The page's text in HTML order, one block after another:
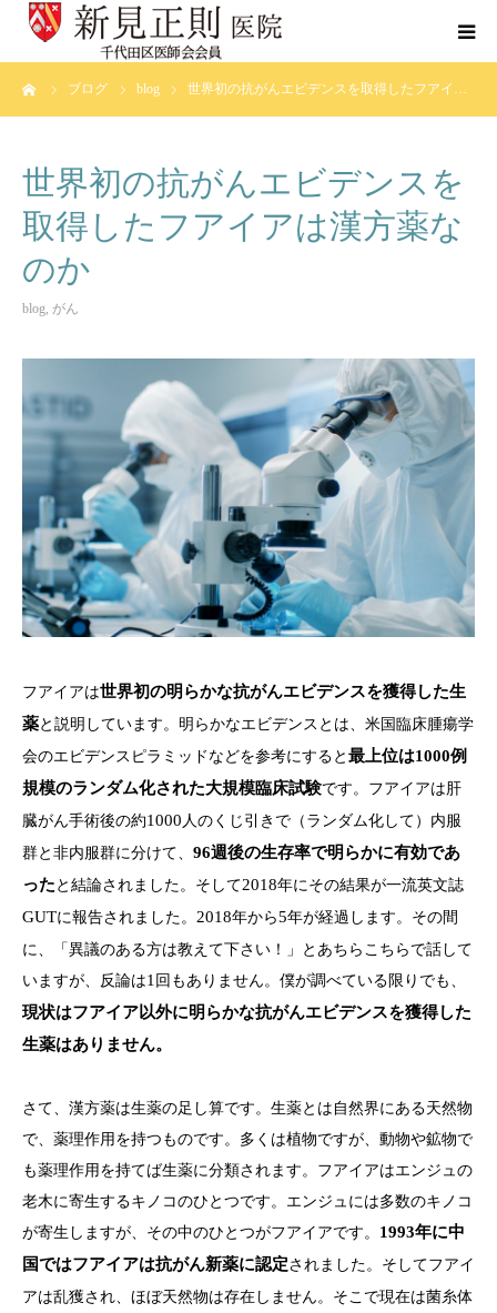
ブログ blog 世界初の抗がんエビデンスを取得したフアイ…
世界初の抗がんエビデンスを
取得したフアイアは漢方薬な
のか
blog, がん
フアイアは世界初の明らかな抗がんエビデンスを獲得した生
薬と説明しています。明らかなエビデンスとは、米国臨床腫瘍学
会のエビデンスピラミッドなどを参考にすると最上位は1000例
規模のランダム化された大規模臨床試験です。フアイアは肝
臓がん手術後の約1000 人のくじ引きで（ランダム化して）内服
群と非内服群に分けて、 96週後の生存率で明らかに有効であ
ったと結論されました。そして2018年にその結果が一流英文誌
GUTに報告されました。 2018年から5年が経過します。その間
に、「異議のある方は教えて下さい！」とあちらこちらで話して
いますが、反論は1 回もありません。僕が調べている限りでも、
現状はフアイア以外に明らかな抗がんエビデンスを獲得した
生薬はありません。
さて、漢方薬は生薬の足し算です。生薬とは自然界にある天然物
で、薬理作用を持つものです。多くは植物ですが、動物や鉱物で
も薬理作用を持てば生薬に分類されます。フアイアはエンジュの
老木に寄生するキノコのひとつです。エンジュには多数のキノコ
が寄生しますが、その中のひとつがフアイアです。 1993年に中
国ではフアイアは抗がん新薬に認定されました。そしてフアイ
アは乱獲され、ほぼ天然物は存在しません。そこで現在は菌糸体
当院について
がんの手引き
ブログ
よくあるご質問
お問い合わせ